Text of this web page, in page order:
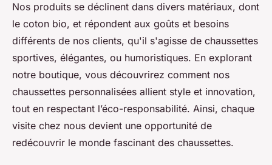
Nos produits se déclinent dans divers matériaux, dont
le coton bio, et répondent aux goûts et besoins
différents de nos clients, qu'il s'agisse de chaussettes
sportives, élégantes, ou humoristiques. En explorant
notre boutique, vous découvrirez comment nos
chaussettes personnalisées allient style et innovation,
tout en respectant l’éco-responsabilité. Ainsi, chaque
visite chez nous devient une opportunité de
redécouvrir le monde fascinant des chaussettes.